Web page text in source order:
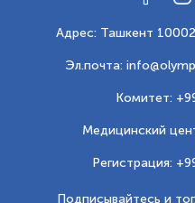
Адрес: Ташкент
Эл.почта:
Комитет:
Медицинский
Регистрация:
Подписывайтесь и